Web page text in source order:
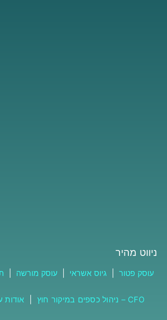
ניווט מהיר
עוסק פטור גיוס אשראי עוסק מורשה
CFO – ניהול כספים במיקור חוץ
אודות